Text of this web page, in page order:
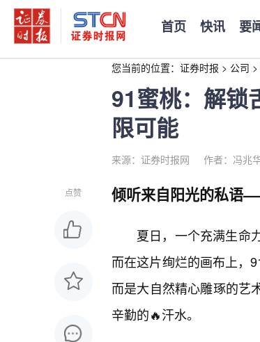
首页 快讯 要
您当前的位置： 证券时报 > 公司 >
91蜜桃：解锁
限可能
来源：证券时报网 作者：冯兆
点赞 倾听来自阳光的私语
夏日，一个充满生命
而在这片绚烂的画布上，
而是大自然精心雕琢的艺
辛勤的🔥汗水。